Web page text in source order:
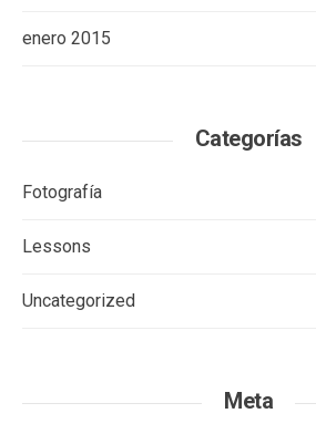
enero 2015
Categorías
Fotografía
Lessons
Uncategorized
Meta